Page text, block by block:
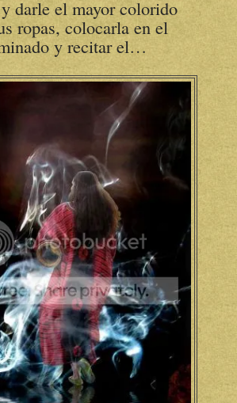
darle el mayor colorido
ropas, colocarla en el
y recitar el…